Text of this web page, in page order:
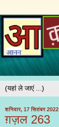
शनिवार, 17 सितंबर 2022
ग़ज़ल 263